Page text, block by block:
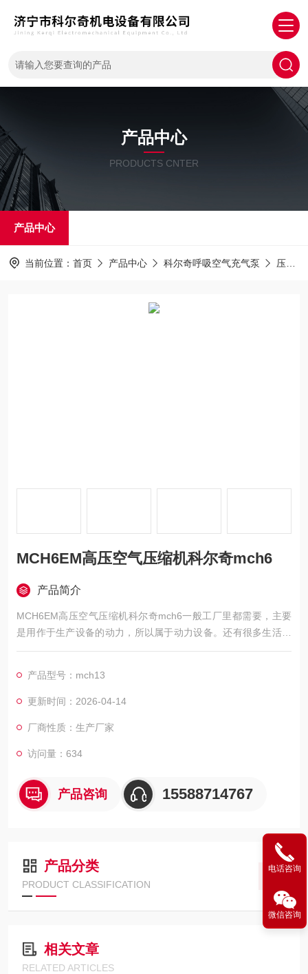
产品中心
PRODUCTS CNTER
产品中心
当前位置： 首页 产品中心 科尔奇呼吸空气充气泵 压缩机
MCH6EM高压空气压缩机科尔奇mch6
产品简介
MCH6EM高压空气压缩机科尔奇mch6一般工厂里都需要，主要
是用作于生产设备的动力，所以属于动力设备。还有很多生活中
也有需要空压机的情况，比如轮胎打气，游乐场的升降等都需要
前售后体系较为成熟，这样为客户购买解决了后顾之忧。
产品型号：mch13
更新时间：2026-04-14
厂商性质：生产厂家
访问量：634
产品咨询 15588714767
产品分类
PRODUCT CLASSIFICATION
相关文章
RELATED ARTICLES
电话咨询
微信咨询